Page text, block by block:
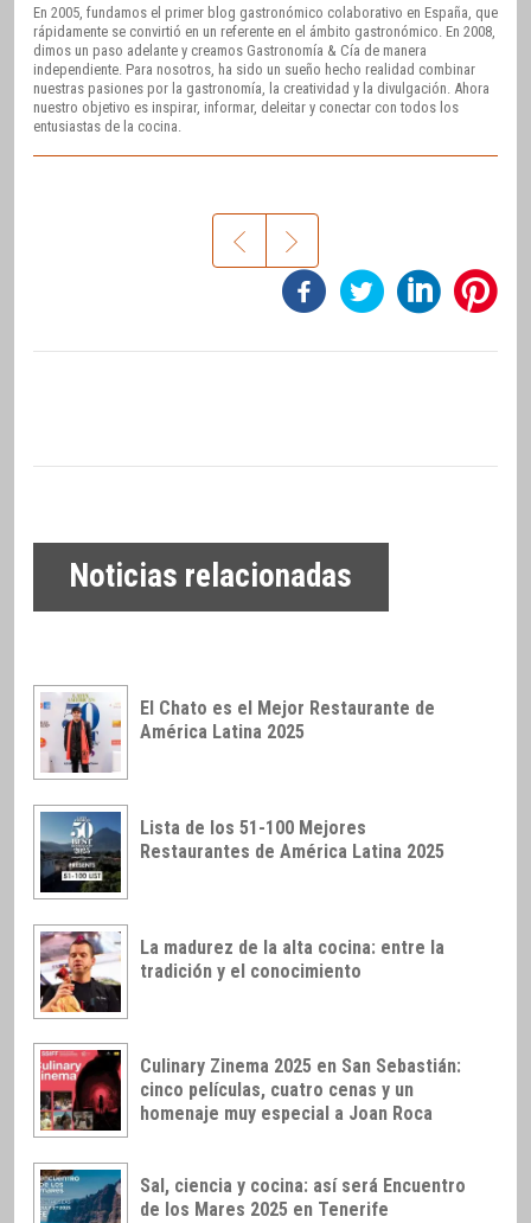
En 2005, fundamos el primer blog gastronómico colaborativo en España, que
rápidamente se convirtió en un referente en el ámbito gastronómico. En 2008,
dimos un paso adelante y creamos Gastronomía & Cía de manera
independiente. Para nosotros, ha sido un sueño hecho realidad combinar
nuestras pasiones por la gastronomía, la creatividad y la divulgación. Ahora
nuestro objetivo es inspirar, informar, deleitar y conectar con todos los
entusiastas de la cocina.
Noticias relacionadas
El Chato es el Mejor Restaurante de
América Latina 2025
Lista de los 51-100 Mejores
Restaurantes de América Latina 2025
La madurez de la alta cocina: entre la
tradición y el conocimiento
Culinary Zinema 2025 en San Sebastián:
cinco películas, cuatro cenas y un
homenaje muy especial a Joan Roca
Sal, ciencia y cocina: así será Encuentro
de los Mares 2025 en Tenerife